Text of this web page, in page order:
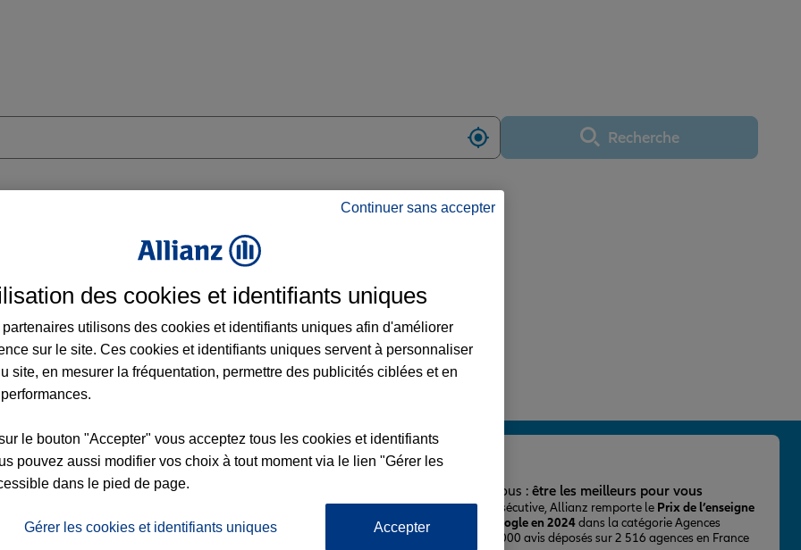
Utiliser ma positionRecherche
BLANC SEAU
Voir l'agence
BLANC
L'important pour nous : être les meilleurs pour vous
Pour la 2ème fois consécutive, Allianz remporte le Prix de l’enseigne
la mieux notée sur Google en 2024dans la catégorie Agences
d’Assurance, avec 43 000 avis déposés sur 2 516 agences en France
Continuer sans accepter
des cookies et identifiants uniques
partenaires utilisons des cookies et identifiants uniques afin d'améliorer
sur le site. Ces cookies et identifiants uniques servent à personnaliser
site, en mesurer la fréquentation, permettre des publicités ciblées et en
le bouton "Accepter" vous acceptez tous les cookies et identifiants
pouvez aussi modifier vos choix à tout moment via le lien "Gérer les
dans le pied de page.
Gérer les cookies et identifiants uniques Accepter